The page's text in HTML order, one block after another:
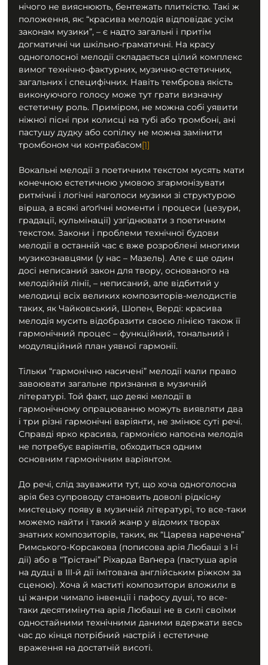
нічого не вияснюють, бентежать плиткістю. Такі ж
положення, як: “красива мелодія відповідає усім
законам музики”, – є надто загальні і притім
догматичні чи шкільно-граматичні. На красу
одноголосної мелодії складається цілий комплекс
вимог технічно-фактурних, музично-естетичних,
загальних і специфічних. Навіть темброва якість
виконуючого голосу може тут грати визначну
естетичну роль. Приміром, не можна собі уявити
ніжної пісні при колисці на тубі або тромбоні, ані
пастушу дудку або сопілку не можна замінити
тромбоном чи контрабасом[1]
Вокальні мелодії з поетичним текстом мусять мати
конечною естетичною умовою згармонізувати
ритмічні і логічні наголоси музики зі структурою
вірша, а всякі аґоґічні моменти і процеси (цезури,
градації, кульмінації) узгіднювати з поетичним
текстом. Закони і проблеми технічної будови
мелодії в останній час є вже розроблені многими
музикознавцями (у нас – Мазель). Але є ще один
досі неписаний закон для твору, основаного на
мелодійній лінії, – неписаний, але відбитий у
мелодиці всіх великих композиторів-мелодистів
таких, як Чайковський, Шопен, Верді: красива
мелодія мусить відобразити своєю лінією також її
гармонічний процес – функційний, тональний і
модуляційний план уявної гармонії.
Тільки “гармонічно насичені” мелодії мали право
завоювати загальне признання в музичній
літературі. Той факт, що деякі мелодії в
гармонічному опрацюванню можуть виявляти два
і три різні гармонічні варіянти, не змінює суті речі.
Справді ярко красива, гармонією напоєна мелодія
не потребує варіянтів, обходиться одним
основним гармонічним варіянтом.
До речі, слід зауважити тут, що хоча одноголосна
арія без супроводу становить доволі рідкісну
мистецьку появу в музичній літературі, то все-таки
можемо найти і такий жанр у відомих творах
знатних композиторів, таких, як “Царева наречена”
Римського-Корсакова (пописова арія Любаші з І-ї
дії) або в “Трістані” Ріхарда Ваґнера (пастуша арія
на дудці в ІІІ-й дії імітована англійським ріжком за
сценою). Хоча й маститі композитори вложили в
ці жанри чимало інвенції і пафосу душі, то все-
таки десятимінутна арія Любаші не в силі своїми
одностайними технічними даними вдержати весь
час до кінця потрібний настрій і естетичне
враження на достатній висоті.